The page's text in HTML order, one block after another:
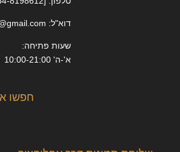
דוא"ל: picinclick@gmail.com
שעות פתיחה:
א'-ה' 10:00-21:00
חפשו